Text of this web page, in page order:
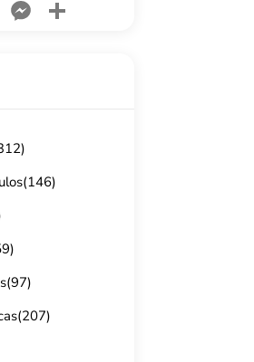
X Messenger
(146)
(97)
(207)